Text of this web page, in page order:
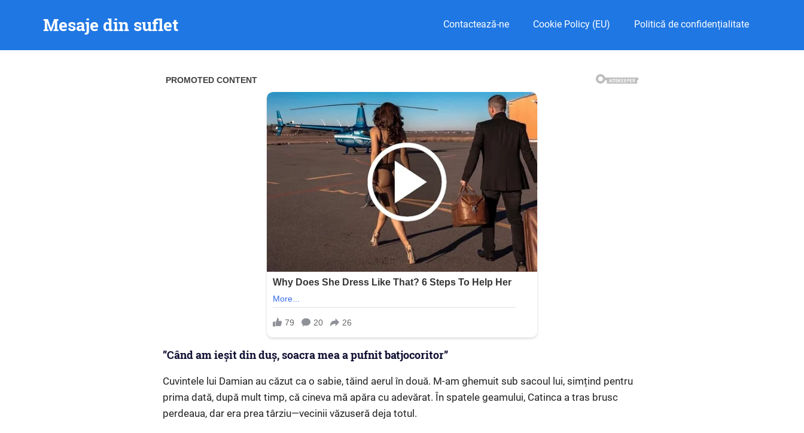
Mesaje din suflet Contactează-ne Cookie Policy (EU) Politică de confidențialitate
”Când am ieșit din duș, soacra mea a pufnit batjocoritor”
Cuvintele lui Damian au căzut ca o sabie, tăind aerul în două. M-am ghemuit sub sacoul lui, simțind pentru
prima dată, după mult timp, că cineva mă apăra cu adevărat. În spatele geamului, Catinca a tras brusc
perdeaua, dar era prea târziu—vecinii văzuseră deja totul.